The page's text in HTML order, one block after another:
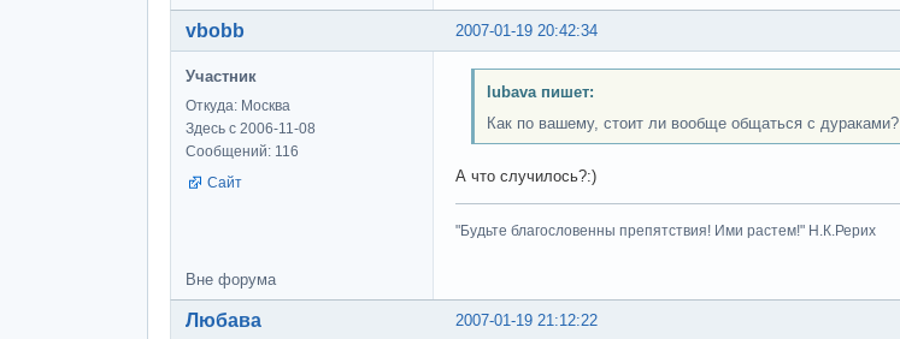
2007-01-19 20:42:34
vbobb
Участник
Откуда: Москва
Здесь с 2006-11-08
Сообщений: 116
Сайт
lubava пишет:
Как по вашему, стоит ли вообще общаться с дураками?
А что случилось?:)
"Будьте благословенны препятствия! Ими растем!" Н.К.Рерих
Вне форума
2007-01-19 21:12:22
Любава